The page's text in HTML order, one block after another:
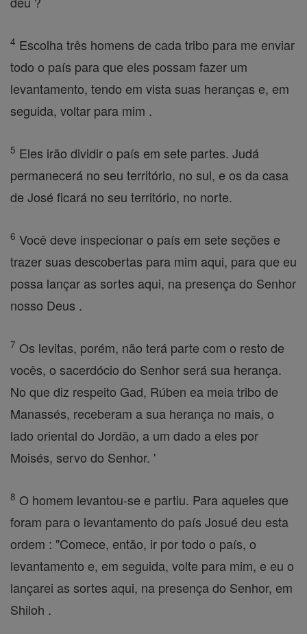
4 Escolha três homens de cada tribo para me enviar
todo o país para que eles possam fazer um
levantamento, tendo em vista suas heranças e, em
seguida, voltar para mim .
5 Eles irão dividir o país em sete partes. Judá
permanecerá no seu território, no sul, e os da casa
de José ficará no seu território, no norte.
6 Você deve inspecionar o país em sete seções e
trazer suas descobertas para mim aqui, para que eu
possa lançar as sortes aqui, na presença do Senhor
nosso Deus .
7 Os levitas, porém, não terá parte com o resto de
vocês, o sacerdócio do Senhor será sua herança.
No que diz respeito Gad, Rúben ea meia tribo de
Manassés, receberam a sua herança no mais, o
lado oriental do Jordão, a um dado a eles por
Moisés, servo do Senhor. '
8 O homem levantou-se e partiu. Para aqueles que
foram para o levantamento do país Josué deu esta
ordem : "Comece, então, ir por todo o país, o
levantamento e, em seguida, volte para mim, e eu o
lançarei as sortes aqui, na presença do Senhor, em
Shiloh .